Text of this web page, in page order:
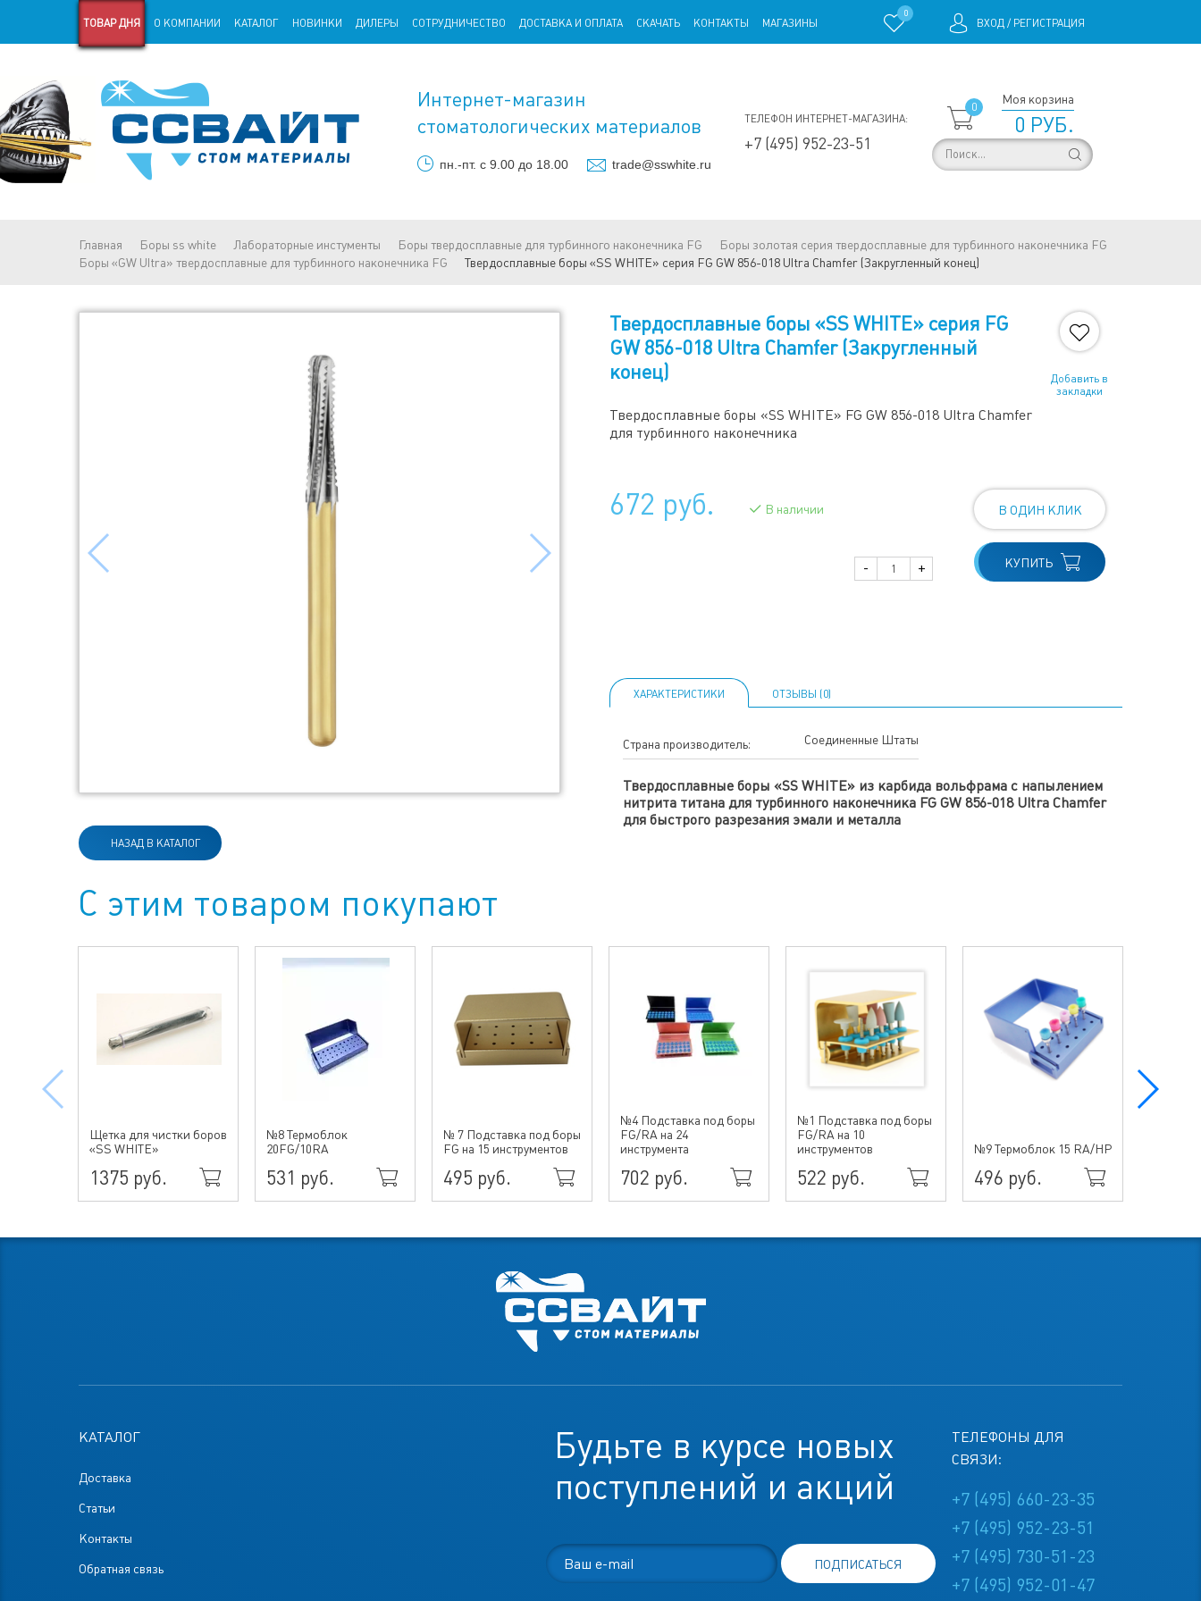
ТОВАР ДНЯ О КОМПАНИИ КАТАЛОГ НОВИНКИ ДИЛЕРЫ СОТРУДНИЧЕСТВО ДОСТАВКА И ОПЛАТА СКАЧАТЬ КОНТАКТЫ МАГАЗИНЫ
0
ВХОД / РЕГИСТРАЦИЯ
Интернет-магазин
стоматологических материалов
пн.-пт. с 9.00 до 18.00 trade@sswhite.ru
ТЕЛЕФОН ИНТЕРНЕТ-МАГАЗИНА:
+7 (495) 952-23-51
0
Моя корзина
0 РУБ.
Главная Боры ss white Лабораторные инстументы Боры твердосплавные для турбинного наконечника FG
Боры золотая серия твердосплавные для турбинного наконечника FG
Боры «GW Ultra» твердосплавные для турбинного наконечника FG
Твердосплавные боры «SS WHITE» серия FG GW 856-018 Ultra Chamfer (Закругленный конец)
НАЗАД В КАТАЛОГ
Твердосплавные боры «SS WHITE» серия FG
GW 856-018 Ultra Chamfer (Закругленный
конец)
Твердосплавные боры «SS WHITE» FG GW 856-018 Ultra Chamfer
для турбинного наконечника
Добавить в
закладки
672 руб. В наличии
- +
В ОДИН КЛИК
КУПИТЬ
ХАРАКТЕРИСТИКИ ОТЗЫВЫ (0)
Страна производитель: Соединенные Штаты
Твердосплавные боры «SS WHITE» из карбида вольфрама с напылением
нитрита титана для турбинного наконечника FG GW 856-018 Ultra Chamfer
для быстрого разрезания эмали и металла
С этим товаром покупают
Щетка для чистки боров
«SS WHITE»
1375 руб.
№8 Термоблок
20FG/10RA
531 руб.
№ 7 Подставка под боры
FG на 15 инструментов
495 руб.
№4 Подставка под боры
FG/RA на 24
инструмента
702 руб.
№1 Подставка под боры
FG/RA на 10
инструментов
522 руб.
№9 Термоблок 15 RA/HP
496 руб.
КАТАЛОГ
Доставка
Статьи
Контакты
Обратная связь
Будьте в курсе новых
поступлений и акций
ПОДПИСАТЬСЯ
ТЕЛЕФОНЫ ДЛЯ
СВЯЗИ:
+7 (495) 660-23-35
+7 (495) 952-23-51
+7 (495) 730-51-23
+7 (495) 952-01-47